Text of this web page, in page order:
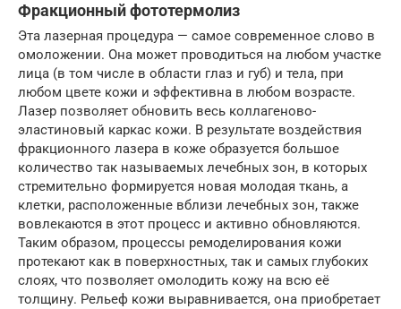
Фракционный фототермолиз
Эта лазерная процедура — самое современное слово в
омоложении. Она может проводиться на любом участке
лица (в том числе в области глаз и губ) и тела, при
любом цвете кожи и эффективна в любом возрасте.
Лазер позволяет обновить весь коллагеново-
эластиновый каркас кожи. В результате воздействия
фракционного лазера в коже образуется большое
количество так называемых лечебных зон, в которых
стремительно формируется новая молодая ткань, а
клетки, расположенные вблизи лечебных зон, также
вовлекаются в этот процесс и активно обновляются.
Таким образом, процессы ремоделирования кожи
протекают как в поверхностных, так и самых глубоких
слоях, что позволяет омолодить кожу на всю её
толщину. Рельеф кожи выравнивается, она приобретает